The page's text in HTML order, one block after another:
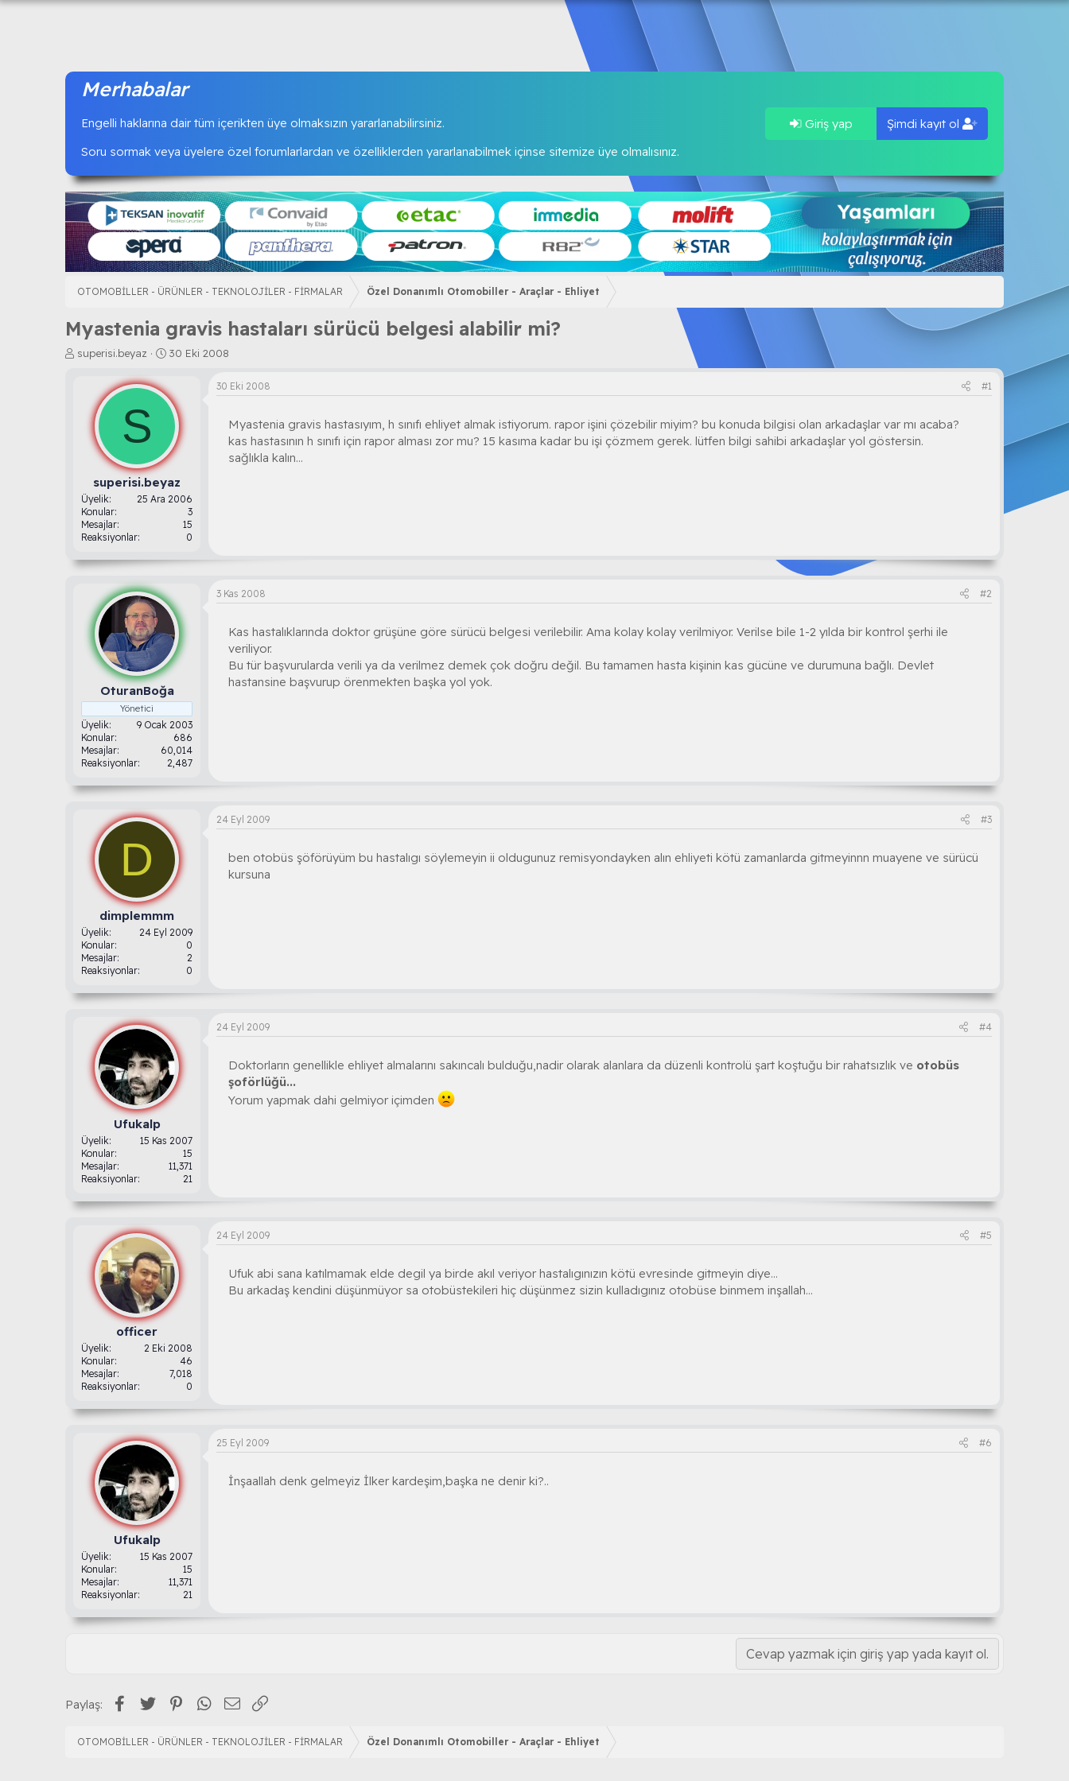
Merhabalar
Engelli haklarına dair tüm içerikten üye olmaksızın yararlanabilirsiniz.
Soru sormak veya üyelere özel forumlarlardan ve özelliklerden yararlanabilmek içinse sitemize üye olmalısınız.
Giriş yap Şimdi kayıt ol
OTOMOBİLLER - ÜRÜNLER - TEKNOLOJİLER - FİRMALAR Özel Donanımlı Otomobiller - Araçlar - Ehliyet
Myastenia gravis hastaları sürücü belgesi alabilir mi?
K
a
a
superisi.beyaz
B
l
a
n
g
ı
t
a
30 Eki 2008
S
superisi.beyaz
Üyelik
25 Ara 2006
Konular
3
Mesajlar
15
Reaksiyonlar
0
30 Eki 2008 #1
Myastenia gravis hastasıyım, h sınıfı ehliyet almak istiyorum. rapor işini çözebilir miyim? bu konuda bilgisi olan arkadaşlar var mı acaba?
kas hastasının h sınıfı için rapor alması zor mu? 15 kasıma kadar bu işi çözmem gerek. lütfen bilgi sahibi arkadaşlar yol göstersin.
sağlıkla kalın...
OturanBoğa
Yönetici
Üyelik
9 Ocak 2003
Konular
686
Mesajlar
60,014
Reaksiyonlar
2,487
3 Kas 2008 #2
Kas hastalıklarında doktor grüşüne göre sürücü belgesi verilebilir. Ama kolay kolay verilmiyor. Verilse bile 1-2 yılda bir kontrol şerhi ile
veriliyor.
Bu tür başvurularda verili ya da verilmez demek çok doğru değil. Bu tamamen hasta kişinin kas gücüne ve durumuna bağlı. Devlet
hastansine başvurup örenmekten başka yol yok.
D
dimplemmm
Üyelik
24 Eyl 2009
Konular
0
Mesajlar
2
Reaksiyonlar
0
24 Eyl 2009 #3
ben otobüs şöförüyüm bu hastalıgı söylemeyin ii oldugunuz remisyondayken alın ehliyeti kötü zamanlarda gitmeyinnn muayene ve sürücü
kursuna
Ufukalp
Üyelik
15 Kas 2007
Konular
15
Mesajlar
11,371
Reaksiyonlar
21
24 Eyl 2009 #4
Doktorların genellikle ehliyet almalarını sakıncalı bulduğu,nadir olarak alanlara da düzenli kontrolü şart koştuğu bir rahatsızlık ve otobüs
şoförlüğü...
Yorum yapmak dahi gelmiyor içimden
officer
Üyelik
2 Eki 2008
Konular
46
Mesajlar
7,018
Reaksiyonlar
0
24 Eyl 2009 #5
Ufuk abi sana katılmamak elde degil ya birde akıl veriyor hastalıgınızın kötü evresinde gitmeyin diye...
Bu arkadaş kendini düşünmüyor sa otobüstekileri hiç düşünmez sizin kulladıgınız otobüse binmem inşallah...
Ufukalp
Üyelik
15 Kas 2007
Konular
15
Mesajlar
11,371
Reaksiyonlar
21
25 Eyl 2009 #6
İnşaallah denk gelmeyiz İlker kardeşim,başka ne denir ki?..
Cevap yazmak için giriş yap yada kayıt ol.
Paylaş: Facebook
Twitter PinterestWhatsApp
E-posta
OTOMOBİLLER - ÜRÜNLER - TEKNOLOJİLER - FİRMALAR Özel Donanımlı Otomobiller - Araçlar - Ehliyet